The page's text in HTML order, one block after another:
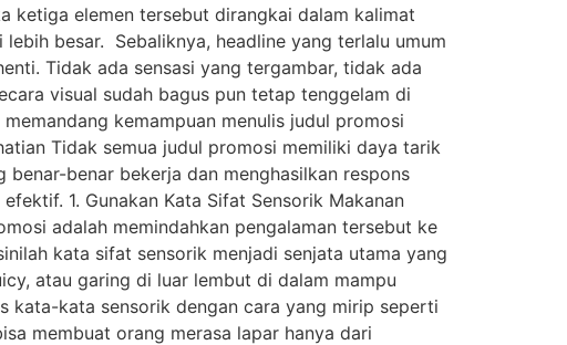
ketiga elemen tersebut dirangkai dalam kalimat
besar. Sebaliknya, headline yang terlalu umum
Tidak ada sensasi yang tergambar, tidak ada
visual sudah bagus pun tetap tenggelam di
kemampuan menulis judul promosi
Tidak semua judul promosi memiliki daya tarik
benar bekerja dan menghasilkan respons
1. Gunakan Kata Sifat Sensorik Makanan
adalah memindahkan pengalaman tersebut ke
kata sifat sensorik menjadi senjata utama yang
atau garing di luar lembut di dalam mampu
kata-kata sensorik dengan cara yang mirip seperti
membuat orang merasa lapar hanya dari